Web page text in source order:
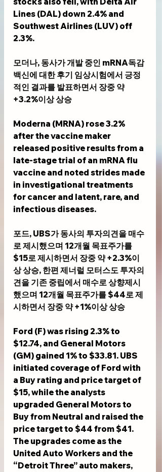
Lines (DAL) down 2.4% and
Southwest Airlines (LUV) off
2.3%.
모더나, 동사가 개발 중인 mRNA독감
백신에 대한 후기 임상시험에서 긍정
적인 결과를 발표하면서 장중 약
+3.2%이상 상승
Moderna (MRNA) rose 3.2%
after the vaccine maker
released positive results from a
late-stage trial of an mRNA flu
vaccine and noted strides made
in investigational treatments
for cancer and latent, rare, and
infectious diseases.
포드, UBS가 동사의 투자의견을 매수
로 제시했으며 12개월 목표주가를
$15로 제시하면서 장중 약 +2.3%이
상 상승, 한편 제너럴 모터스도 투자의
견을 기존 중립에서 매수로 상향제시
했으며 12개월 목표주가를 $44로 제
시하면서 장중 약 +1%이상 상승
Ford (F) was rising 2.3% to
$12.74, and General Motors
(GM) gained 1% to $33.81. UBS
initiated coverage of Ford with
a Buy rating and price target of
$15, while the analysts
upgraded General Motors to
Buy from Neutral and raised the
price target to $44 from $41.
The upgrades come as the
United Auto Workers and the
“Detroit Three” auto makers,